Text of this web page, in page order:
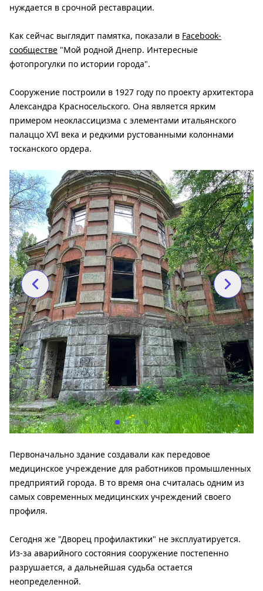
нуждается в срочной реставрации.
Как сейчас выглядит памятка, показали в Facebook-
сообществе "Мой родной Днепр. Интересные
фотопрогулки по истории города".
Сооружение построили в 1927 году по проекту архитектора
Александра Красносельского. Она является ярким
примером неоклассицизма с элементами итальянского
палаццо XVI века и редкими рустованными колоннами
тосканского ордера.
Первоначально здание создавали как передовое
медицинское учреждение для работников промышленных
предприятий города. В то время она считалась одним из
самых современных медицинских учреждений своего
профиля.
Сегодня же "Дворец профилактики" не эксплуатируется.
Из-за аварийного состояния сооружение постепенно
разрушается, а дальнейшая судьба остается
неопределенной.